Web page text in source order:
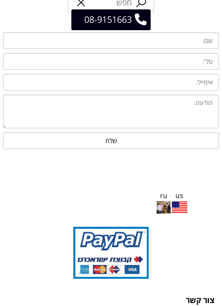
08-9151663
us
ru
צור קשר